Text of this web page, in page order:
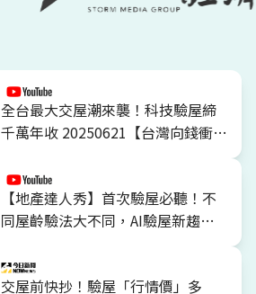
全台最大交屋潮來襲！科技驗屋締
千萬年收 20250621【台灣向錢衝】
【地產達人秀】首次驗屋必聽！不
同屋齡驗法大不同，AI驗屋新趨勢
交屋前快抄！驗屋「行情價」多